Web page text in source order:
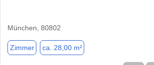
München, 80802
Zimmer ca. 28,00 m²